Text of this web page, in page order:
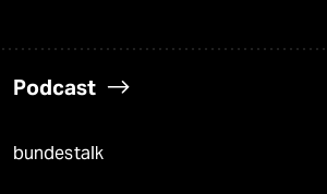
Podcast
bundestalk